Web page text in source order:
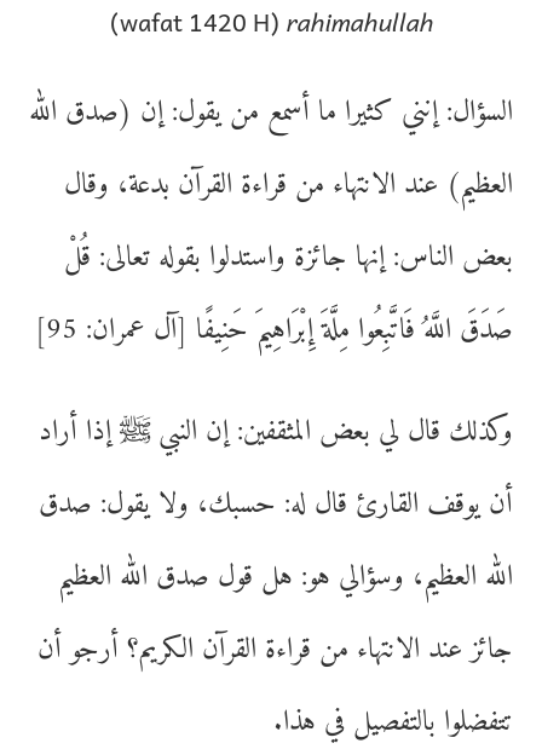
(wafat 1420 H) rahimahullah
السؤال: إنني كثيرا ما أسمع من يقول: إن (صدق الله
العظيم) عند الانتهاء من قراءة القرآن بدعة، وقال
بعض الناس: إنها جائزة واستدلوا بقوله تعالى: قُلْ
صَدَقَ اللَّهُ فَاتَّبِعُوا مِلَّةَ إِبْرَاهِيمَ حَنِيفًا [آل عمران: 95]
وكذلك قال لي بعض المثقفين: إن النبي ﷺ إذا أراد
أن يوقف القارئ قال له: حسبك، ولا يقول: صدق
الله العظيم، وسؤالي هو: هل قول صدق الله العظيم
جائز عند الانتهاء من قراءة القرآن الكريم؟ أرجو أن
تتفضلوا بالتفصيل في هذا.